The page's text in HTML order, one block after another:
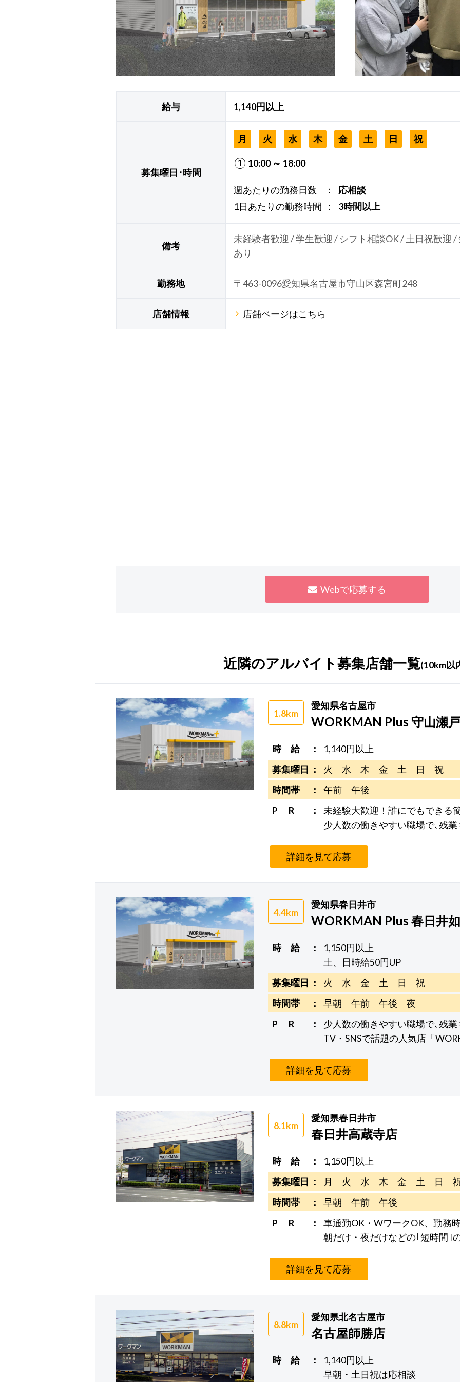
給与 1,140円以上
募集曜日･時間
月 火 水 木 金 土 日 祝
10:00 ～ 18:00
週あたりの勤務日数
応相談
1日あたりの勤務時間
3時間以上
備考
未経験者歓迎 / 学生歓迎 / シフト相談OK / 土日祝歓迎
あり
勤務地 〒463-0096愛知県名古屋市守山区森宮町248
店舗情報 店舗ページはこちら
Webで応募する
近隣のアルバイト募集店舗一覧(10km以
1.8km
愛知県名古屋市
WORKMAN Plus 守山瀬
時 給
1,140円以上
募集曜日
火 水 木 金 土 日 祝
時間帯
午前 午後
P R
未経験大歓迎！誰にでもできる
少人数の働きやすい職場で､残
詳細を見て応募
4.4km
愛知県春日井市
WORKMAN Plus 春日井
時 給
1,150円以上
土、日時給50円UP
募集曜日
火 水 金 土 日 祝
時間帯
早朝 午前 午後 夜
P R
少人数の働きやすい職場で､残
TV・SNSで話題の人気店「
詳細を見て応募
8.1km
愛知県春日井市
春日井高蔵寺店
時 給
1,150円以上
募集曜日
月 火 水 木 金 土 日
時間帯
早朝 午前 午後
P R
車通勤OK・WワークOK、勤務
朝だけ・夜だけなどの｢短時間｣
詳細を見て応募
8.8km
愛知県北名古屋市
名古屋師勝店
時 給
1,140円以上
早朝・土日祝は応相談